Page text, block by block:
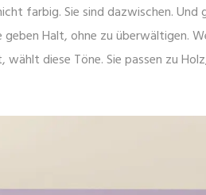
farbig. Sie sind dazwischen. Und
geben Halt, ohne zu überwältigen.
diese Töne. Sie passen zu